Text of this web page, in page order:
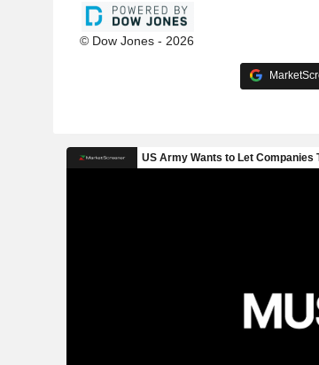
© Dow Jones - 2026